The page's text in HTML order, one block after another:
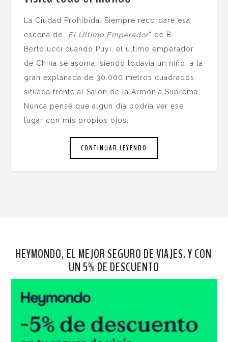
La Ciudad Prohibida. Siempre recordaré esa
escena de “El Último Emperador” de B.
Bertolucci cuando Puyi, el último emperador
de China se asoma, siendo todavía un niño, a la
gran explanada de 30.000 metros cuadrados
situada frente al Salón de la Armonía Suprema.
Nunca pensé que algún día podría ver ese
lugar con mis propios ojos.
CONTINUAR LEYENDO
HEYMONDO, EL MEJOR SEGURO DE VIAJES. Y CON
UN 5% DE DESCUENTO